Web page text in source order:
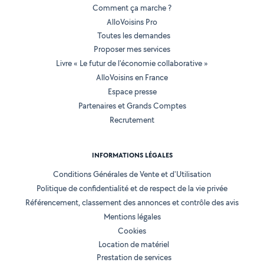
Comment ça marche ?
AlloVoisins Pro
Toutes les demandes
Proposer mes services
Livre « Le futur de l'économie collaborative »
AlloVoisins en France
Espace presse
Partenaires et Grands Comptes
Recrutement
INFORMATIONS LÉGALES
Conditions Générales de Vente et d'Utilisation
Politique de confidentialité et de respect de la vie privée
Référencement, classement des annonces et contrôle des avis
Mentions légales
Cookies
Location de matériel
Prestation de services